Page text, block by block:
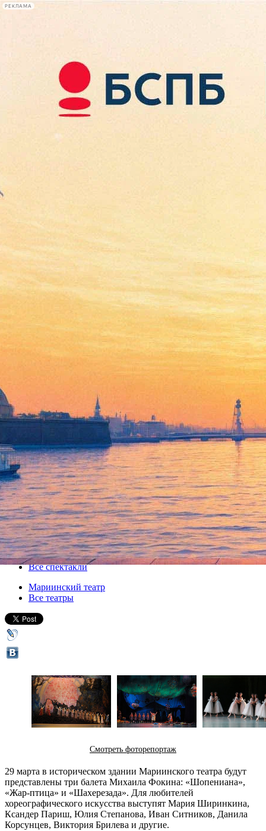
РЕКЛАМА
Сегодня:
2026.08.10
11:36
Афиша Plus
Три балета Фокина покажут
на мариинской сцене
29 марта 2014, суббота,19.30
Версия для печати
Все спектакли
Мариинский театр
Все театры
Смотреть фоторепортаж
29 марта в историческом здании Мариинского театра будут
представлены три балета Михаила Фокина: «Шопениана»,
«Жар-птица» и «Шахерезада». Для любителей
хореографического искусства выступят Мария Ширинкина,
Ксандер Париш, Юлия Степанова, Иван Ситников, Данила
Корсунцев, Виктория Брилева и другие.